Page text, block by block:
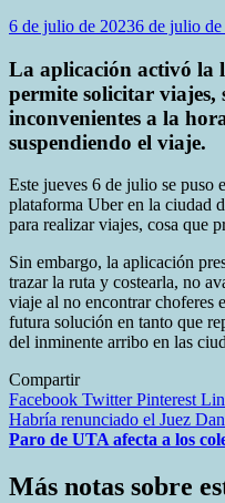
6 de julio de 20236 de julio
La aplicación activó la
permite solicitar viajes,
inconvenientes a la
suspendiendo el viaje.
Este jueves 6 de julio se puso
plataforma Uber en la ciudad
para realizar viajes, cosa que
Sin embargo, la aplicación
trazar la ruta y costearla, no
viaje al no encontrar choferes
futura solución en tanto que
del inminente arribo en las
Compartir
Facebook TwitterPinterest
Navegación
de
entradas
Habría renunciado el Juez
Paro de UTA afecta a los
Más notas sobre